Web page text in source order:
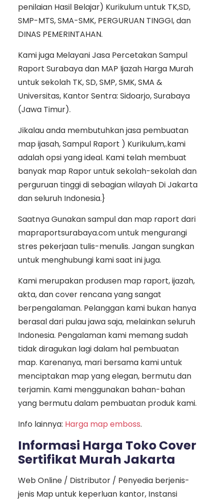
penilaian Hasil Belajar) Kurikulum untuk TK,SD,
SMP-MTS, SMA-SMK, PERGURUAN TINGGI, dan
DINAS PEMERINTAHAN.
Kami juga Melayani Jasa Percetakan Sampul
Raport Surabaya dan MAP Ijazah Harga Murah
untuk sekolah TK, SD, SMP, SMK, SMA &
Universitas, Kantor Sentra: Sidoarjo, Surabaya
(Jawa Timur).
Jikalau anda membutuhkan jasa pembuatan
map ijasah, Sampul Raport ) Kurikulum,.kami
adalah opsi yang ideal. Kami telah membuat
banyak map Rapor untuk sekolah-sekolah dan
perguruan tinggi di sebagian wilayah Di Jakarta
dan seluruh Indonesia.}
Saatnya Gunakan sampul dan map raport dari
mapraportsurabaya.com untuk mengurangi
stres pekerjaan tulis-menulis. Jangan sungkan
untuk menghubungi kami saat ini juga.
Kami merupakan produsen map raport, ijazah,
akta, dan cover rencana yang sangat
berpengalaman. Pelanggan kami bukan hanya
berasal dari pulau jawa saja, melainkan seluruh
Indonesia. Pengalaman kami memang sudah
tidak diragukan lagi dalam hal pembuatan
map. Karenanya, mari bersama kami untuk
menciptakan map yang elegan, bermutu dan
terjamin. Kami menggunakan bahan-bahan
yang bermutu dalam pembuatan produk kami.
Info lainnya: Harga map emboss.
Informasi Harga Toko Cover
Sertifikat Murah Jakarta
Web Online / Distributor / Penyedia berjenis-
jenis Map untuk keperluan kantor, Instansi